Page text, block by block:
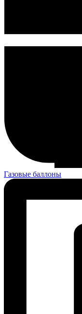
Газовые баллоны